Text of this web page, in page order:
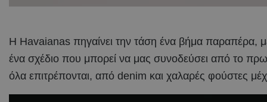
Η Havaianas πηγαίνει την τάση ένα βήμα παραπέρα,
ένα σχέδιο που μπορεί να μας συνοδεύσει από το
όλα επιτρέπονται, από denim και χαλαρές φούστες